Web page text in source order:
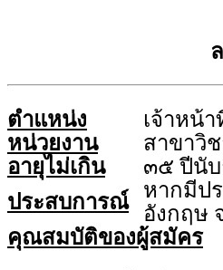
ตำแหน่ง
เจ้าหน้
หน่วยงาน
สาขาวิ
อายุไม่เกิน
๓๕ ปีนั
ประสบการณ์
หากมีป
อังกฤษ
คุณสมบัติของผู้สมัคร